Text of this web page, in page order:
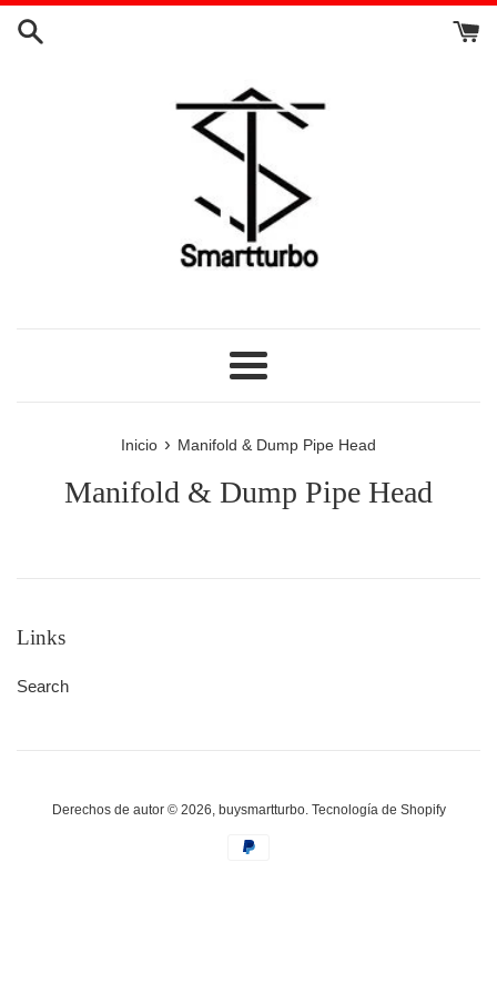
Ir
directamente
Más
Inicio › Manifold & Dump Pipe Head
Manifold & Dump Pipe Head
Links
Search
Derechos de autor © 2026, buysmartturbo. Tecnología de Shopify
Métodos